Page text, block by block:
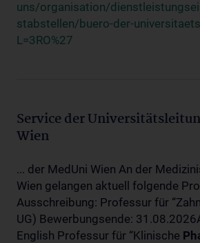
uns/organisation/
stabstellen/buero-der-
L=3RO%27
Service der
Wien
... der MedUni Wien An der
Wien gelangen aktuell folgende
Ausschreibung: Professur für
UG) Bewerbungsende:
English Professur für “Klinische